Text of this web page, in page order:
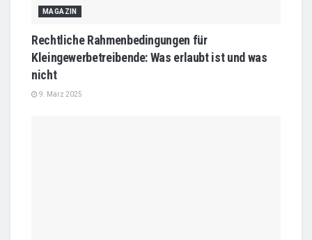
MAGAZIN
Rechtliche Rahmenbedingungen für
Kleingewerbetreibende: Was erlaubt ist und was
nicht
9. März 2025